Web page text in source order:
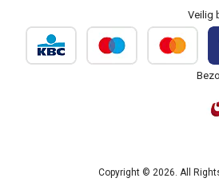
Veilig
Copyright © 2026. All